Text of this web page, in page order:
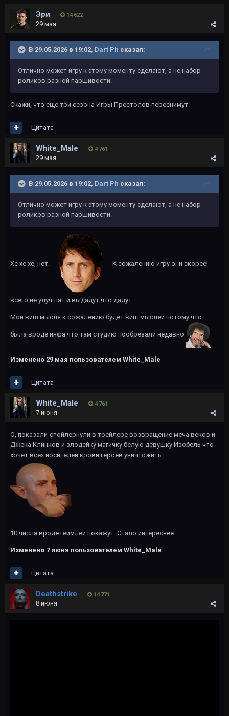
Эри 14 622
29 мая
В 29.05.2026 в 19:02, Dart Ph сказал:
Отлично может игру к этому моменту сделают, а не набор
роликов разной паршивости.
Скажи, что еще три сезона Игры Престолов переснимут.
Цитата
White_Male 4 761
29 мая
В 29.05.2026 в 19:02, Dart Ph сказал:
Отлично может игру к этому моменту сделают, а не набор
роликов разной паршивости.
Хе хе хе, нет. К сожалению игру они скорее
всего не улучшат и выдадут что дадут.
Мой виш мысля к сожалению будет виш мыслей потому что
была вроде инфа что там студию пообрезали недавно.
Изменено 29 мая пользователем White_Male
Цитата
White_Male 4 761
7 июня
О, показали-спойлернули в трейлере возвращение меча веков и
Джека Клинков и злодейку магичку белую девушку Изобель что
хочет всех носителей крови героев уничтожить.
10 числа вроде геймлей покажут. Стало интереснее.
Изменено 7 июня пользователем White_Male
Цитата
Deathstrike 14 771
8 июня